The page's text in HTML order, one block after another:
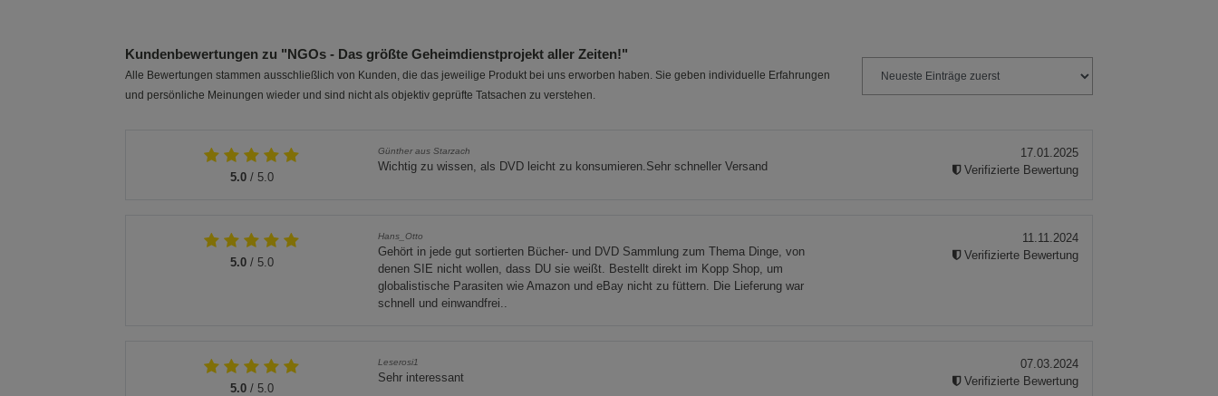
Kundenbewertungen zu "NGOs - Das größte Geheimdienstprojekt aller Zeiten!"
Alle Bewertungen stammen ausschließlich von Kunden, die das jeweilige Produkt bei uns erworben haben. Sie geben individuelle Erfahrungen
und persönliche Meinungen wieder und sind nicht als objektiv geprüfte Tatsachen zu verstehen.
5.0/ 5.0
Günther aus Starzach
Wichtig zu wissen, als DVD leicht zu konsumieren.Sehr schneller Versand
17.01.2025
Verifizierte Bewertung
5.0/ 5.0
Hans_Otto
Gehört in jede gut sortierten Bücher- und DVD Sammlung zum Thema Dinge, von
denen SIE nicht wollen, dass DU sie weißt. Bestellt direkt im Kopp Shop, um
globalistische Parasiten wie Amazon und eBay nicht zu füttern. Die Lieferung war
schnell und einwandfrei..
11.11.2024
Verifizierte Bewertung
5.0/ 5.0
Leserosi1
Sehr interessant
07.03.2024
Verifizierte Bewertung